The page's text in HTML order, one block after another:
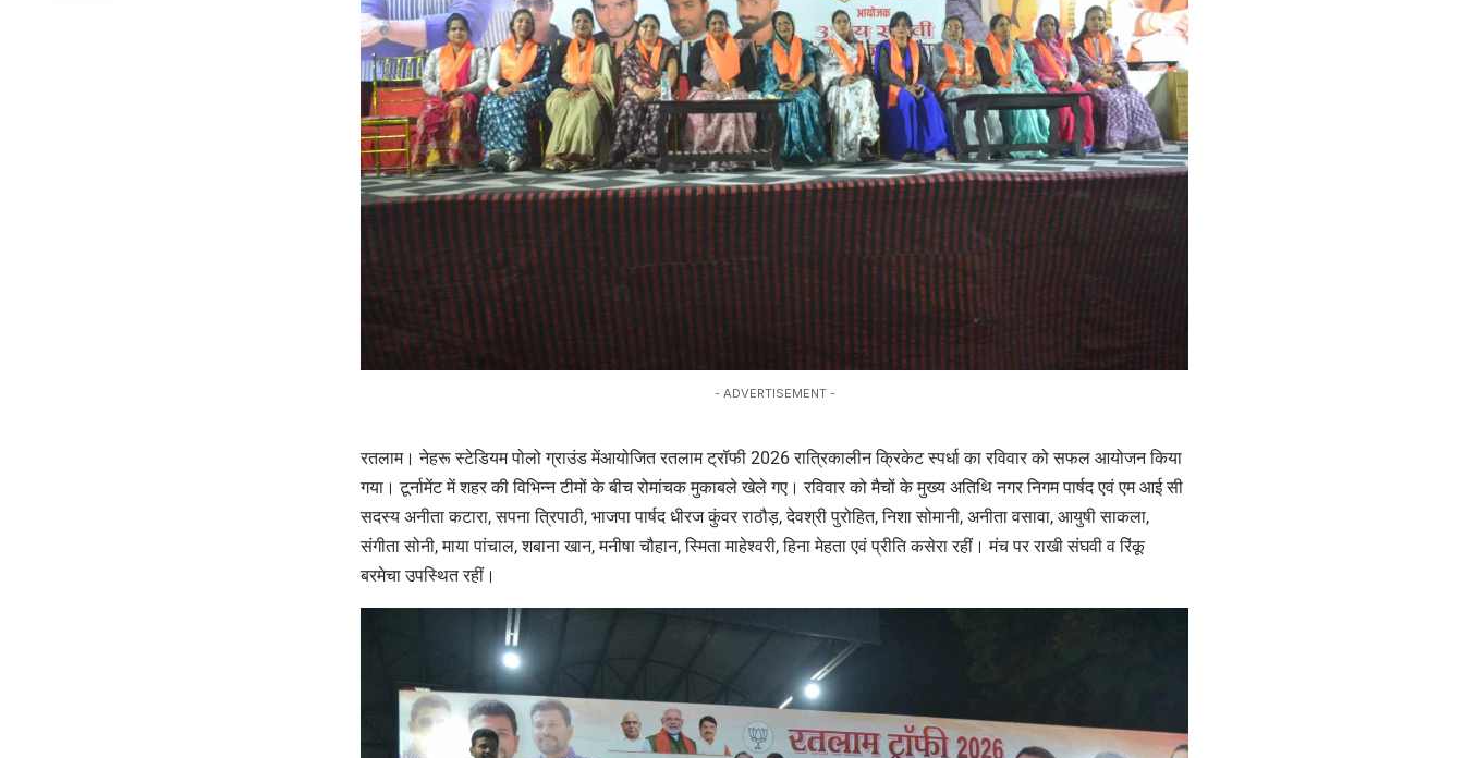
- ADVERTISEMENT -
रतलाम। नेहरू स्टेडियम पोलो ग्राउंड मेंआयोजित रतलाम ट्रॉफी 2026 रात्रिकालीन क्रिकेट स्पर्धा का रविवार को सफल आयोजन किया
गया। टूर्नामेंट में शहर की विभिन्न टीमों के बीच रोमांचक मुकाबले खेले गए। रविवार को मैचों के मुख्य अतिथि नगर निगम पार्षद एवं एम आई सी
सदस्य अनीता कटारा, सपना त्रिपाठी, भाजपा पार्षद धीरज कुंवर राठौड़, देवश्री पुरोहित, निशा सोमानी, अनीता वसावा, आयुषी साकला,
संगीता सोनी, माया पांचाल, शबाना खान, मनीषा चौहान, स्मिता माहेश्वरी, हिना मेहता एवं प्रीति कसेरा रहीं। मंच पर राखी संघवी व रिंकू
बरमेचा उपस्थित रहीं।